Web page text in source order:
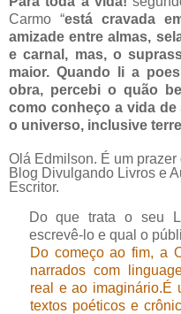
Carmo “está cravada
amizade entre almas,
e carnal, mas, o
maior. Quando li a
obra, percebi o quão
como conheço a vida
o universo, inclusive
Olá Edmilson. É um
Blog Divulgando Livros e
Escritor.
Do que trata o seu
escrevê-lo e qual o
Do começo ao fim, a
narrados com
real e ao imaginário.É
textos poéticos e